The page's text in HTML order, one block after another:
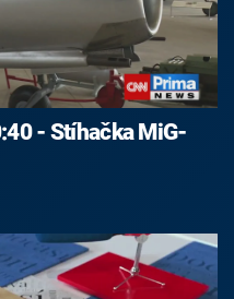
- Stíhačka MiG-